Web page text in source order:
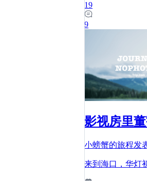
19
9
影视房里
小螃蟹的旅程发
来到海口，华灯